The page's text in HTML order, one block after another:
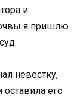
и
я пришлю
невестку,
оставила его